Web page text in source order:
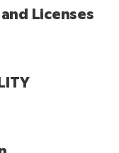
Licenses